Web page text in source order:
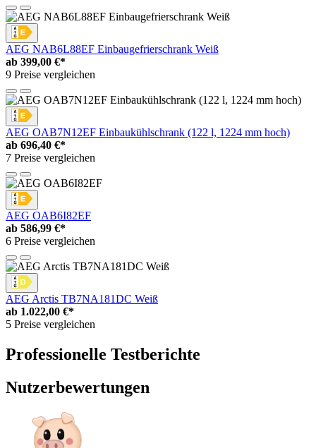
AEG NAB6L88EF Einbaugefrierschrank Weiß
ab 399,00 €*
9 Preise vergleichen
AEG OAB7N12EF Einbaukühlschrank (122 l, 1224 mm hoch)
ab 696,40 €*
7 Preise vergleichen
AEG OAB6I82EF
ab 586,99 €*
6 Preise vergleichen
AEG Arctis TB7NA181DC Weiß
ab 1.022,00 €*
5 Preise vergleichen
Professionelle Testberichte
Nutzerbewertungen